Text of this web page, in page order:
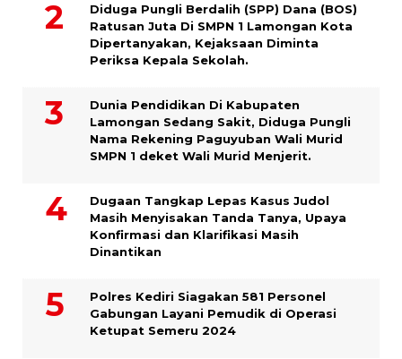
Diduga Pungli Berdalih (SPP) Dana (BOS)
Ratusan Juta Di SMPN 1 Lamongan Kota
Dipertanyakan, Kejaksaan Diminta
Periksa Kepala Sekolah.
Dunia Pendidikan Di Kabupaten
Lamongan Sedang Sakit, Diduga Pungli
Nama Rekening Paguyuban Wali Murid
SMPN 1 deket Wali Murid Menjerit.
Dugaan Tangkap Lepas Kasus Judol
Masih Menyisakan Tanda Tanya, Upaya
Konfirmasi dan Klarifikasi Masih
Dinantikan
Polres Kediri Siagakan 581 Personel
Gabungan Layani Pemudik di Operasi
Ketupat Semeru 2024